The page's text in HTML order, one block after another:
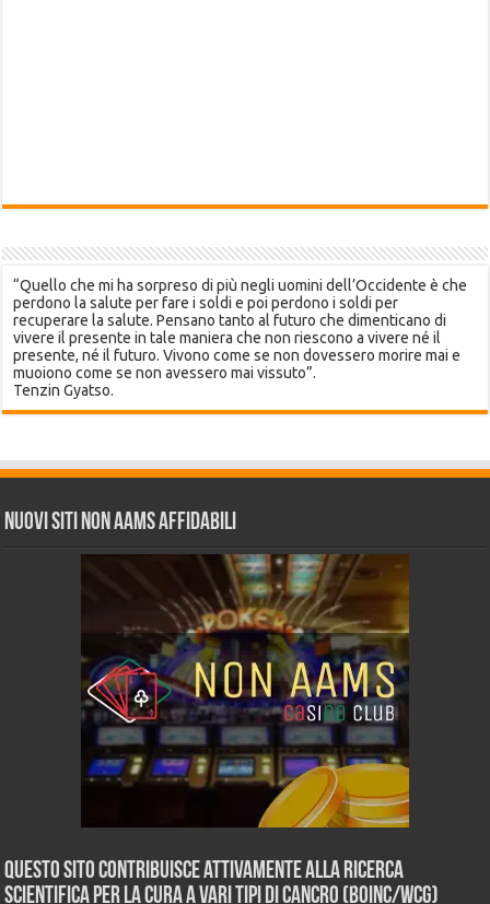
“Quello che mi ha sorpreso di più negli uomini dell’Occidente è che
perdono la salute per fare i soldi e poi perdono i soldi per
recuperare la salute. Pensano tanto al futuro che dimenticano di
vivere il presente in tale maniera che non riescono a vivere né il
presente, né il futuro. Vivono come se non dovessero morire mai e
muoiono come se non avessero mai vissuto”.
Tenzin Gyatso.
Nuovi siti non AAMS affidabili
Questo sito contribuisce attivamente alla ricerca
scientifica per la cura a vari tipi di Cancro (BOINC/WCG)